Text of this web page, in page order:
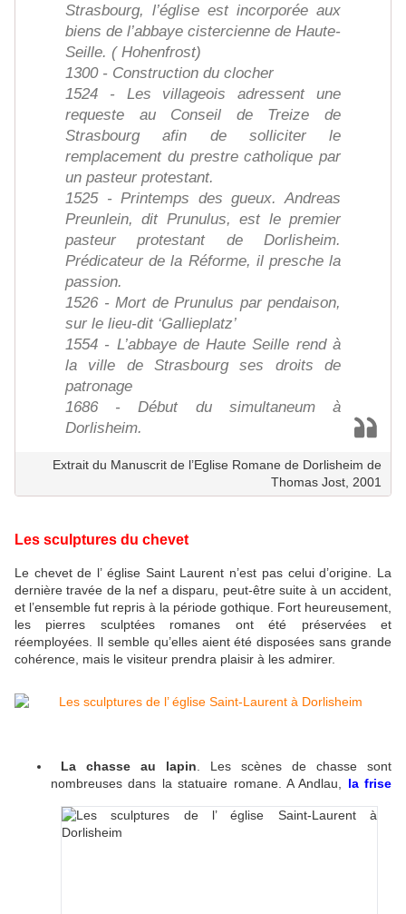
Strasbourg, l’église est incorporée aux
biens de l’abbaye cistercienne de Haute-
Seille. ( Hohenfrost)
1300 - Construction du clocher
1524 - Les villageois adressent une
requeste au Conseil de Treize de
Strasbourg afin de solliciter le
remplacement du prestre catholique par
un pasteur protestant.
1525 - Printemps des gueux. Andreas
Preunlein, dit Prunulus, est le premier
pasteur protestant de Dorlisheim.
Prédicateur de la Réforme, il presche la
passion.
1526 - Mort de Prunulus par pendaison,
sur le lieu-dit ‘Gallieplatz’
1554 - L’abbaye de Haute Seille rend à
la ville de Strasbourg ses droits de
patronage
1686 - Début du simultaneum à
Dorlisheim.
Extrait du Manuscrit de l’Eglise Romane de Dorlisheim de
Thomas Jost, 2001
Les sculptures du chevet
Le chevet de l’ église Saint Laurent n’est pas celui d’origine. La
dernière travée de la nef a disparu, peut-être suite à un accident,
et l’ensemble fut repris à la période gothique. Fort heureusement,
les pierres sculptées romanes ont été préservées et
réemployées. Il semble qu’elles aient été disposées sans grande
cohérence, mais le visiteur prendra plaisir à les admirer.
La chasse au lapin . Les scènes de chasse sont
nombreuses dans la statuaire romane. A Andlau, la frise